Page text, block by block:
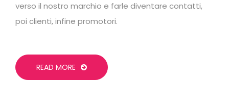
verso il nostro marchio e farle diventare contatti,
poi clienti, infine promotori.
READ MORE